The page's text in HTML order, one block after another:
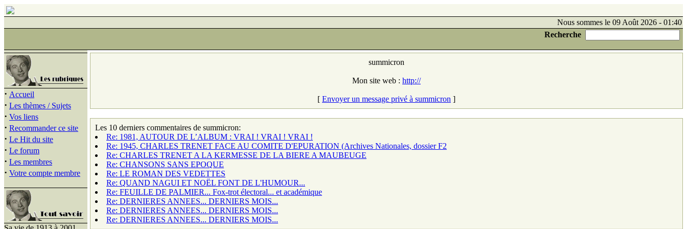
Nous sommes le 09 Août 2026 - 01:40
Recherche
· Accueil
· Les thèmes / Sujets
· Vos liens
· Recommander ce site
· Le Hit du site
· Le forum
· Les membres
· Votre compte membre
summicron
Mon site web : http://
[ Envoyer un message privé à summicron ]
Les 10 derniers commentaires de summicron:
Re: 1981, AUTOUR DE L’ALBUM : VRAI ! VRAI ! VRAI !
Re: 1945, CHARLES TRENET FACE AU COMITE D'EPURATION (Archives Nationales, dossier F2
Re: CHARLES TRENET A LA KERMESSE DE LA BIERE A MAUBEUGE
Re: CHANSONS SANS EPOQUE
Re: LE ROMAN DES VEDETTES
Re: QUAND NAGUI ET NOËL FONT DE L'HUMOUR...
Re: FEUILLE DE PALMIER... Fox-trot électoral... et académique
Re: DERNIERES ANNEES... DERNIERS MOIS...
Re: DERNIERES ANNEES... DERNIERS MOIS...
Re: DERNIERES ANNEES... DERNIERS MOIS...